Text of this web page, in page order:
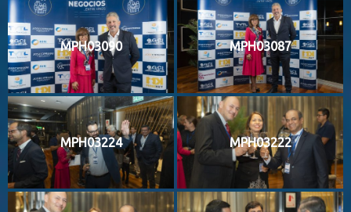
MPH03090 MPH03087
MPH03224 MPH03222